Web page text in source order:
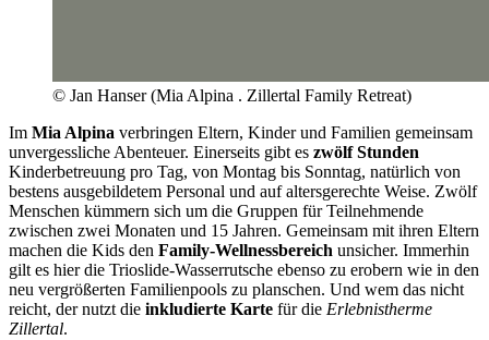
© Jan Hanser (Mia Alpina . Zillertal Family Retreat)
Im Mia Alpina verbringen Eltern, Kinder und Familien gemeinsam
unvergessliche Abenteuer. Einerseits gibt es zwölf Stunden
Kinderbetreuung pro Tag, von Montag bis Sonntag, natürlich von
bestens ausgebildetem Personal und auf altersgerechte Weise. Zwölf
Menschen kümmern sich um die Gruppen für Teilnehmende
zwischen zwei Monaten und 15 Jahren. Gemeinsam mit ihren Eltern
machen die Kids den Family-Wellnessbereich unsicher. Immerhin
gilt es hier die Trioslide-Wasserrutsche ebenso zu erobern wie in den
neu vergrößerten Familienpools zu planschen. Und wem das nicht
reicht, der nutzt die inkludierte Karte für die Erlebnistherme
Zillertal.